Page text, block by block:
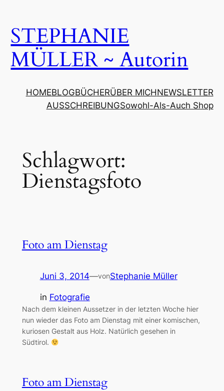
springen
STEPHANIE
MÜLLER ~ Autorin
HOMEBLOGBÜCHERÜBER MICHNEWSLETTER
AUSSCHREIBUNGSowohl-Als-Auch Shop
Schlagwort:
Dienstagsfoto
Foto am Dienstag
Juni 3, 2014—vonStephanie Müller
in Fotografie
Nach dem kleinen Aussetzer in der letzten Woche hier
nun wieder das Foto am Dienstag mit einer komischen,
kuriosen Gestalt aus Holz. Natürlich gesehen in
Südtirol.
Foto am Dienstag